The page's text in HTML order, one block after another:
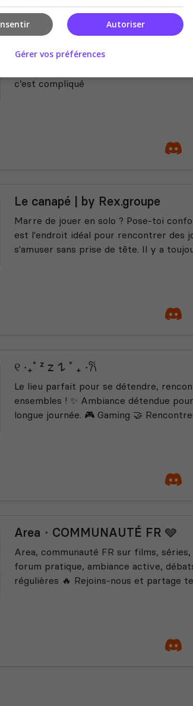
Goatesque
Empire sur le thème Game of trône /
rejoindre si tu veux faire des
c’est compliqué
Le canapé | by Rex.groupe
Marre de jouer en solo ? Pose-toi
est l'endroit idéal pour rencontrer des
s'amuser sans prise de tête. Il y a
୧ ‧₊˚ ᶻ 𝗓 𐰁 ˚ ₊ ‧𐙚
Le lieu parfait pour se détendre,
ensembles ! ✨ Ambiance détendue
longue journée. 🎮 Gaming 🤝
Area・COMMUNAUTÉ FR 🩶
Area, communauté FR sur films,
forum pratique, ambiance active,
régulières 🔥 Rejoins-nous et partage
Autoriser
Gérer vos préférences